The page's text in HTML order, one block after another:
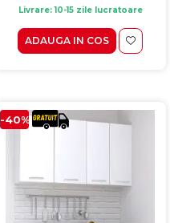
Livrare: 10-15 zile lucratoare
ADAUGA IN COS
-40%